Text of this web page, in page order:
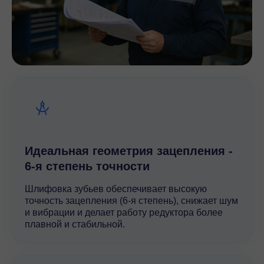
Идеальная геометрия зацепления -
6-я степень точности
Шлифовка зубьев обеспечивает высокую
точность зацепления (6-я степень), снижает шум
и вибрации и делает работу редуктора более
плавной и стабильной.